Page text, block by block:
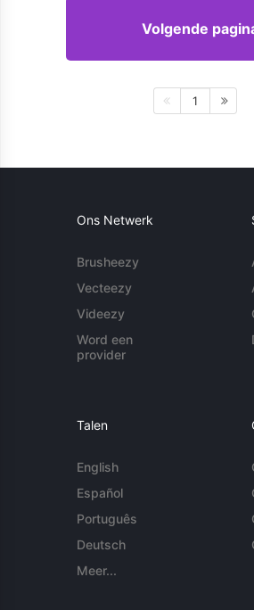
Volgende
1
Ons Netwerk
Brusheezy
Vecteezy
Videezy
Word een
provider
Talen
English
Español
Português
Deutsch
Meer...